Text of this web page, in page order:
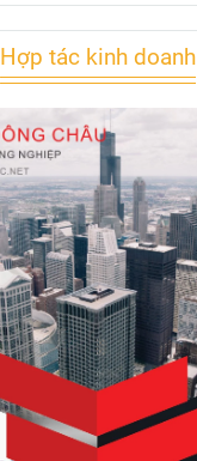
Hợp tác kinh doanh